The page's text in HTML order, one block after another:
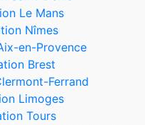
Le Mans
Nîmes
en-Provence
Brest
Ferrand
Limoges
Tours